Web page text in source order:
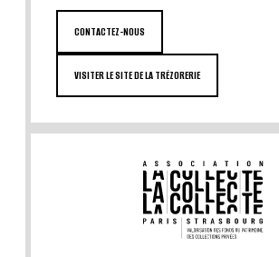
CONTACTEZ-NOUS
VISITER LE SITE DE LA TRÉZORERIE